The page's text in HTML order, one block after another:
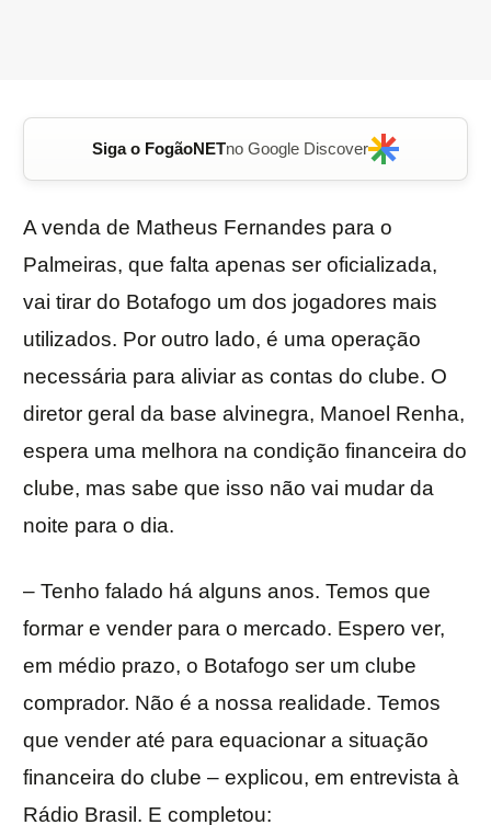
Siga o FogãoNETno Google Discover
A venda de Matheus Fernandes para o
Palmeiras, que falta apenas ser oficializada,
vai tirar do Botafogo um dos jogadores mais
utilizados. Por outro lado, é uma operação
necessária para aliviar as contas do clube. O
diretor geral da base alvinegra, Manoel Renha,
espera uma melhora na condição financeira do
clube, mas sabe que isso não vai mudar da
noite para o dia.
– Tenho falado há alguns anos. Temos que
formar e vender para o mercado. Espero ver,
em médio prazo, o Botafogo ser um clube
comprador. Não é a nossa realidade. Temos
que vender até para equacionar a situação
financeira do clube – explicou, em entrevista à
Rádio Brasil. E completou: